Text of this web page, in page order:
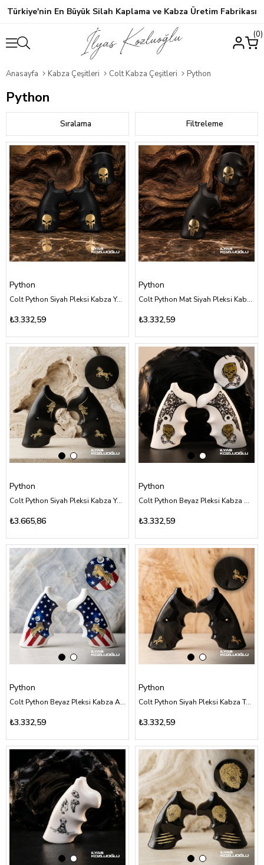
Türkiye'nin En Büyük Silah Kaplama ve Kabza Üretim Fabrikası
0
Anasayfa Kabza Çeşitleri Colt Kabza Çeşitleri Python
Python
Filtreleme
Sıralama
Python
Colt Python Siyah Pleksi Kabza Yüzey Desensiz Üzeri Sarı Pirinç Punisher Kuru Kafa Logolu
₺3.332,59
Python
Colt Python Mat Siyah Pleksi Kabza Yüzey Desensiz Üzeri Sarı Pirinç Punisher Kuru Kafa Logolu
₺3.332,59
Python
Colt Python Siyah Pleksi Kabza Yüzey Desensiz Sarı Pirinç Gravürlü ve At Logolu
₺3.665,86
Python
Colt Python Beyaz Pleksi Kabza Özel Tasarım Kuru Kafa Desenli Sarı Pirinç Kuru Kafa Logolu
₺3.332,59
Python
Colt Python Beyaz Pleksi Kabza Amerika Bayrağı Tasarımlı Sarı Pirinç At Logolu
₺3.332,59
Python
Colt Python Siyah Pleksi Kabza Tam Yüzey Desenli Sarı Pirinç At Logolu
₺3.332,59